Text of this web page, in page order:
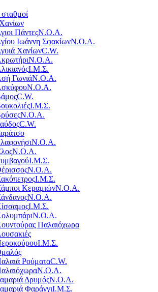
ΠάντεςΝ.Ο.Α.
Ιωάννη ΣφακίωνΝ.Ο.Α.
ΧανίωνC.W.
Ν.Ο.Α.
Ι.Μ.Σ.
ΓωνιάΝ.Ο.Α.
Ν.Ο.Α.
C.W.
Ι.Μ.Σ.
Ν.Ο.Α.
C.W.
Ν.Ο.Α.
Ν.Ο.Α.
Ι.Μ.Σ.
Ν.Ο.Α.
Ι.Μ.Σ.
ΚεραμιώνΝ.Ο.Α.
Ν.Ο.Α.
Ι.Μ.Σ.
Ν.Ο.Α.
Παλαιόχωρα
Ι.Μ.Σ.
ΡούματαC.W.
Ν.Ο.Α.
ΔρυμόςΝ.Ο.Α.
ΦαράγγιΙ.Μ.Σ.